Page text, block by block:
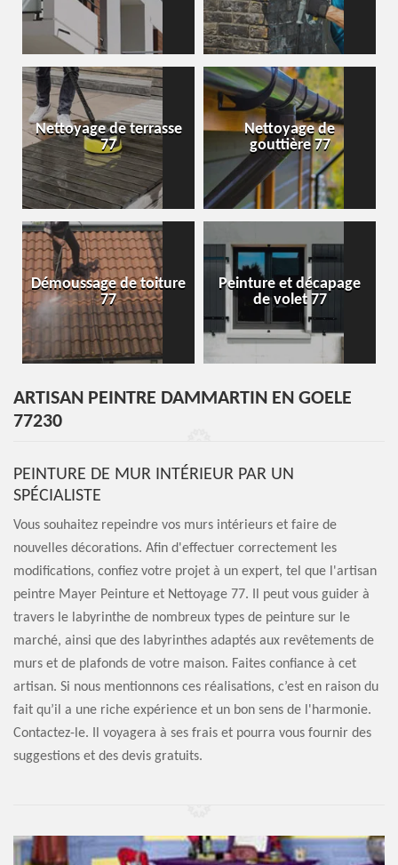
Nettoyage de terrasse
77
Nettoyage de
gouttière 77
Démoussage de toiture
77
Peinture et décapage
de volet 77
ARTISAN PEINTRE DAMMARTIN EN GOELE
77230
PEINTURE DE MUR INTÉRIEUR PAR UN
SPÉCIALISTE
Vous souhaitez repeindre vos murs intérieurs et faire de
nouvelles décorations. Afin d'effectuer correctement les
modifications, confiez votre projet à un expert, tel que l'artisan
peintre Mayer Peinture et Nettoyage 77. Il peut vous guider à
travers le labyrinthe de nombreux types de peinture sur le
marché, ainsi que des labyrinthes adaptés aux revêtements de
murs et de plafonds de votre maison. Faites confiance à cet
artisan. Si nous mentionnons ces réalisations, c’est en raison du
fait qu’il a une riche expérience et un bon sens de l'harmonie.
Contactez-le. Il voyagera à ses frais et pourra vous fournir des
suggestions et des devis gratuits.